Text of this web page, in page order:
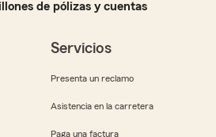
de pólizas y cuentas
Servicios
Presenta un reclamo
Asistencia en la carretera
Paga una factura